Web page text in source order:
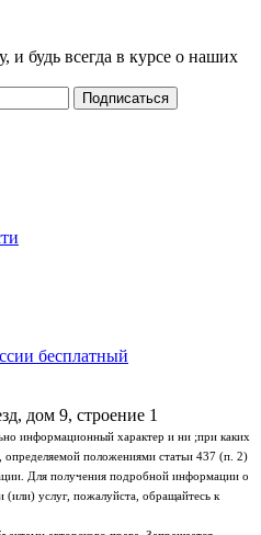
будь всегда в курсе о наших
бесплатный
дом 9, строение 1
информационный характер и ни ;при каких
определяемой положениями статьи 437 (п. 2)
Для получения подробной информации о
(или) услуг, пожалуйста, обращайтесь к